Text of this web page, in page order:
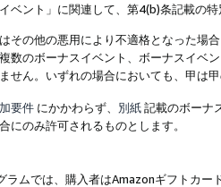
ベント」に関連して、第4(b)条記載の
その他の悪用により不適格となった場
数のボーナスイベント、ボーナスイベ
せん。いずれの場合においても、甲は
要件 にかかわらず、 別紙記載のボーナ
にのみ許可されるものとします。
ラムでは、購入者はAmazonギフトカ